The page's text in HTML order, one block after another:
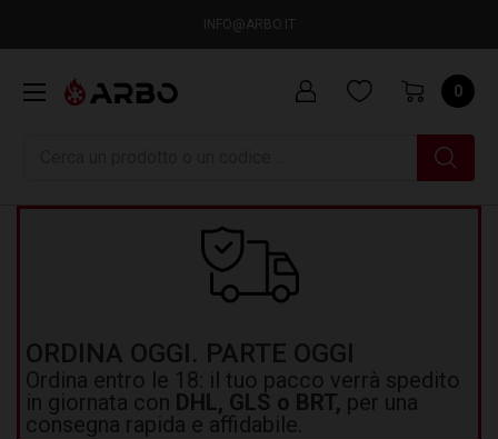
INFO@ARBO.IT
0
ORDINA OGGI. PARTE OGGI
Ordina entro le 18: il tuo pacco verrà spedito
in giornata con DHL, GLS o BRT, per una
consegna rapida e affidabile.